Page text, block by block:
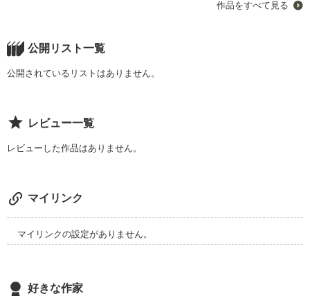
作品をすべて見る
公開リスト一覧
公開されているリストはありません。
レビュー一覧
レビューした作品はありません。
マイリンク
マイリンクの設定がありません。
好きな作家